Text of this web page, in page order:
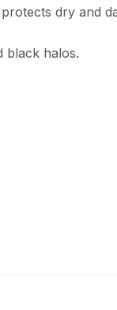
dry and
black halos.